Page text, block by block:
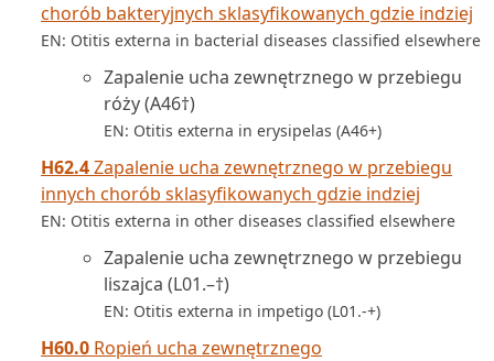
chorób bakteryjnych sklasyfikowanych gdzie indziej
EN: Otitis externa in bacterial diseases classified elsewhere
Zapalenie ucha zewnętrznego w przebiegu
róży (A46†)
EN: Otitis externa in erysipelas (A46+)
H62.4Zapalenie ucha zewnętrznego w przebiegu
innych chorób sklasyfikowanych gdzie indziej
EN: Otitis externa in other diseases classified elsewhere
Zapalenie ucha zewnętrznego w przebiegu
liszajca (L01.–†)
EN: Otitis externa in impetigo (L01.-+)
H60.0 Ropień ucha zewnętrznego